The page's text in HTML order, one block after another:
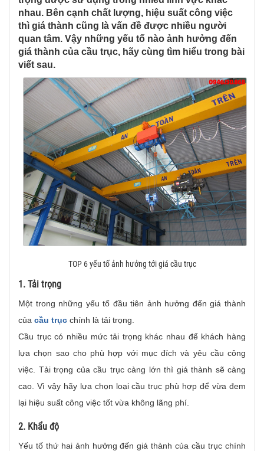
nhau. Bên cạnh chất lượng, hiệu suất công việc
thì giá thành cũng là vấn đề được nhiều người
quan tâm. Vậy những yếu tố nào ảnh hưởng đến
giá thành của cầu trục, hãy cùng tìm hiểu trong bài
viết sau.
TOP 6 yếu tố ảnh hưởng tới giá cầu trục
1. Tải trọng
Một trong những yếu tố đầu tiên ảnh hưởng đến giá thành
của cầu trục chính là tải trọng.
Cầu trục có nhiều mức tải trọng khác nhau để khách hàng
lựa chọn sao cho phù hợp với mục đích và yêu cầu công
việc. Tải trọng của cầu trục càng lớn thì giá thành sẽ càng
cao. Vì vậy hãy lựa chọn loại cầu trục phù hợp để vừa đem
lại hiệu suất công việc tốt vừa không lãng phí.
2. Khẩu độ
Yếu tố thứ hai ảnh hưởng đến giá thành của cầu trục chính